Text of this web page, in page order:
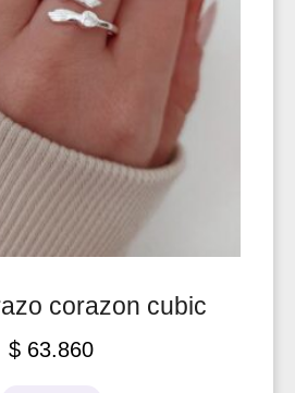
corazon cubic
$ 63.860